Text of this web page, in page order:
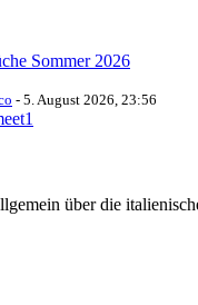
Sommer 2026
- 5. August 2026, 23:56
über die